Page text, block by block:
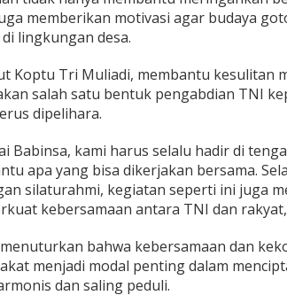
T
I
i
T
e
a
h
M
a
a
a
memberikan motivasi agar budaya
lingkungan desa.
Koptu Tri Muliadi, membantu kesulitan
salah satu bentuk pengabdian TNI
dipelihara.
Babinsa, kami harus selalu hadir di
apa yang bisa dikerjakan bersama.
silaturahmi, kegiatan seperti ini juga
kebersamaan antara TNI dan
bahwa kebersamaan dan
menjadi modal penting dalam
dan saling peduli.